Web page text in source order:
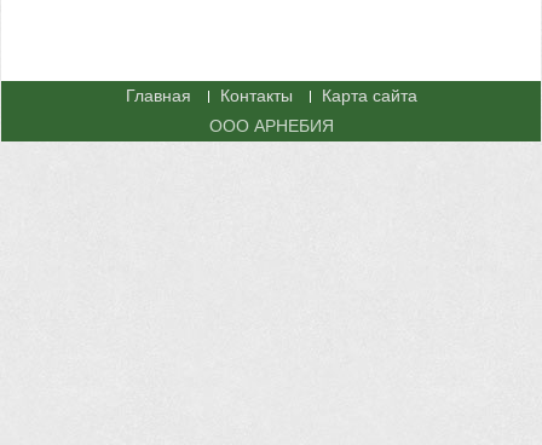
Главная Контакты
Карта сайта
ООО АРНЕБИЯ